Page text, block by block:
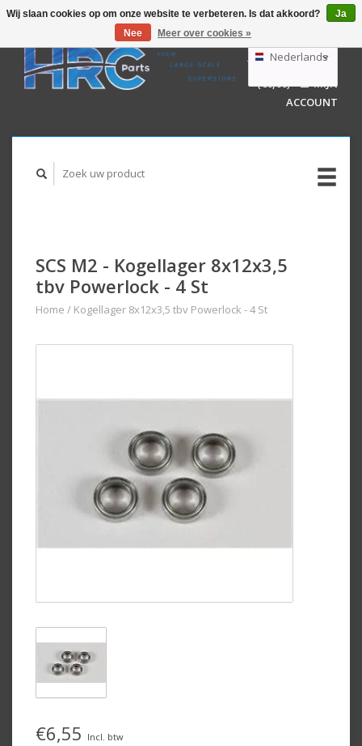
GBP
AUD
Nederlands
Deutsch
English
WINKELWAGEN
(€0,00)
MIJN
ACCOUNT
SCS M2 - Kogellager 8x12x3,5
tbv Powerlock - 4 St
Home / Kogellager 8x12x3,5 tbv Powerlock - 4 St
€6,55 Incl. btw
Wij slaan cookies op om onze website te verbeteren. Is dat akkoord?
Ja
Nee
Meer over cookies »